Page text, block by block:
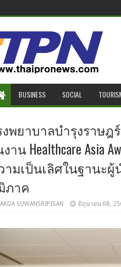
BUSINESS SOCIAL
พยาบาลบำรุงราษฎร์
าน Healthcare Asia
ามเป็นเลิศในฐานะ
ภาค
SUWANSRIPISAN มิถุนายน 08,